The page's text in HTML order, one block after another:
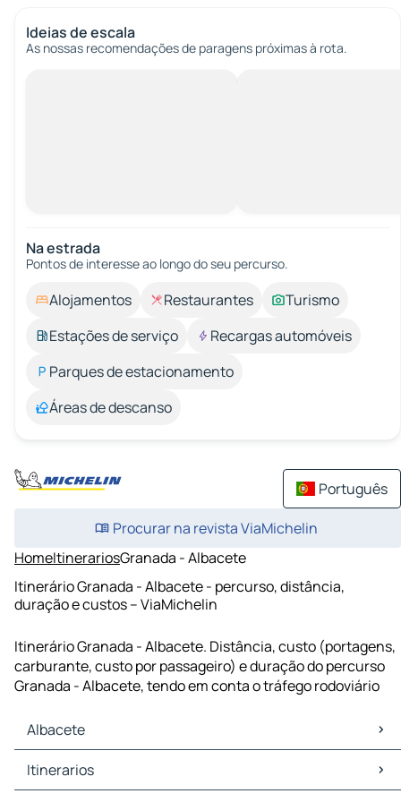
Ideias de escala
As nossas recomendações de paragens próximas à rota.
Na estrada
Pontos de interesse ao longo do seu percurso.
Alojamentos Restaurantes
Turismo
Estações de serviço
Recargas automóveis
Parques de estacionamento
Áreas de descanso
Português
Procurar na revista ViaMichelin
HomeItinerariosGranada - Albacete
Itinerário Granada - Albacete - percurso, distância,
duração e custos – ViaMichelin
Itinerário Granada - Albacete. Distância, custo (portagens,
carburante, custo por passageiro) e duração do percurso
Granada - Albacete, tendo em conta o tráfego rodoviário
Albacete
Albacete Mapas Plantas
Albacete Trafego
Itinerarios